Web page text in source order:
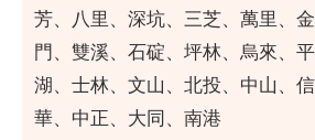
芳、八里、深坑、三芝、萬里、
門、雙溪、石碇、坪林、烏來、
湖、士林、文山、北投、中山、
華、中正、大同、南港